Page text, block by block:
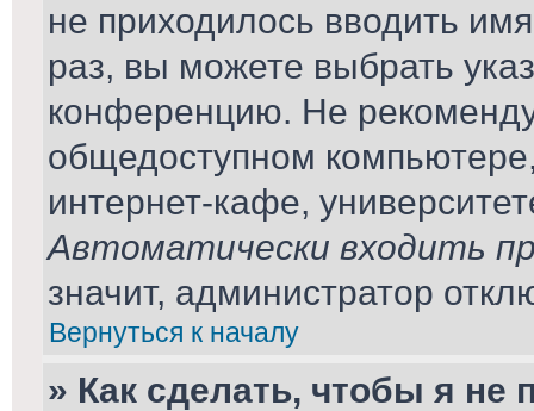
не приходилось вводить
раз, вы можете выбрать
конференцию. Не
общедоступном
интернет-кафе,
Автоматически входить
значит, администратор
Вернуться к началу
» Как сделать, чтобы я не